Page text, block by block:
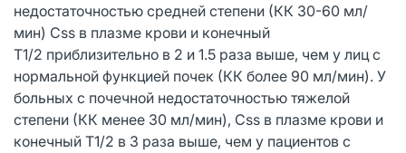
недостаточностью средней степени (КК 30-60 мл/
мин) Css в плазме крови и конечный
T1/2 приблизительно в 2 и 1.5 раза выше, чем у лиц с
нормальной функцией почек (КК более 90 мл/мин). У
больных с почечной недостаточностью тяжелой
степени (КК менее 30 мл/мин), Css в плазме крови и
конечный T1/2 в 3 раза выше, чем у пациентов с